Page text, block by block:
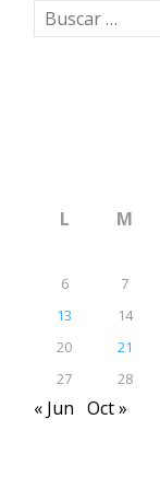
L M
6
7
13
14
20
21
27
28
« Jun Oct »